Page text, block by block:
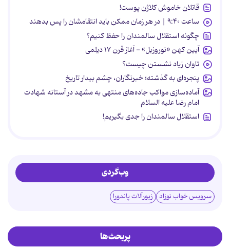
قاتلان خاموش کلاژن پوست!
ساعت ۹:۴۰ | در هر زمان ممکن باید انتقامشان را پس بدهند
چگونه استقلال سالمندان را حفظ کنیم؟
آیین کهن «نوروزبل» - آغاز قرن ۱۷ دیلمی
تاوان زیاد نشستن چیست؟
پنجره‌ای به گذشته؛ خبرنگاران، چشم بیدار تاریخ
آماده‌سازی مواکب جاده‌های منتهی به مشهد در آستانه شهادت
امام رضا علیه السلام
استقلال سالمندان را جدی بگیریم!
وب‌گردی
سرویس خواب نوزاد زیورآلات پاندورا
پربحث‌ها